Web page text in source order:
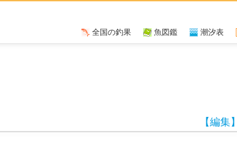
潮汐表
魚図鑑
全国の釣果
【編集】